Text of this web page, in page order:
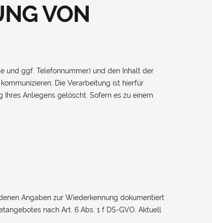
VON
und ggf. Telefonnummer) und den Inhalt der
Die Verarbeitung ist hierfür
Anliegens gelöscht. Sofern es zu einem
Angaben zur Wiederkennung dokumentiert
nach Art. 6 Abs. 1 f DS-GVO. Aktuell